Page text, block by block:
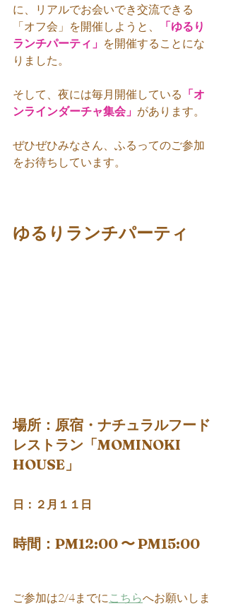
に、リアルでお会いでき交流できる
「オフ会」を開催しようと、
「ゆるり
ランチパーティ」 を開催することにな
りました。
そして、夜には毎月開催している 「オ
ンラインダーチャ集会」 があります。
ぜひぜひみなさん、ふるってのご参加
をお待ちしています。
ゆるりランチパーティ
場所：原宿・ナチュラルフード
レストラン「MOMINOKI
HOUSE」
日：２月１１日
時間：PM12:00 〜 PM15:00
ご参加は2/4までに こちらへお願いしま